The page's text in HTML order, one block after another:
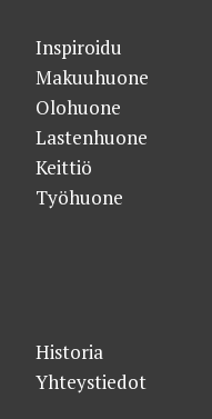
Inspiroidu
Makuuhuone
Olohuone
Lastenhuone
Keittiö
Työhuone
Historia
Yhteystiedot